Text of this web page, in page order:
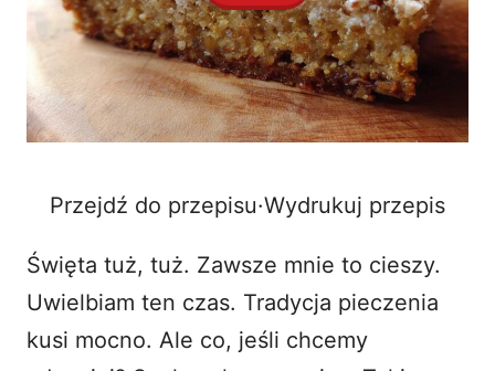
Przejdź do przepisu·Wydrukuj przepis
Święta tuż, tuż. Zawsze mnie to cieszy.
Uwielbiam ten czas. Tradycja pieczenia
kusi mocno. Ale co, jeśli chcemy